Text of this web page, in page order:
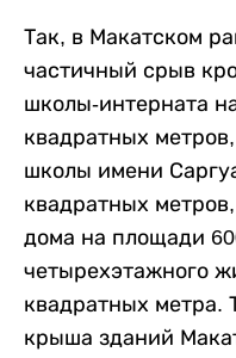
Так, в Макатском
частичный срыв
школы-интерната
квадратных
школы имени
квадратных
дома на площади
четырехэтажного
квадратных метра.
крыша зданий